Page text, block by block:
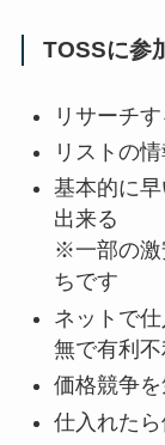
TOSSに参
リサーチ
リストの
基本的に
出来る
※一部の激
ちです
ネットで
無で有利
価格競争
仕入れた